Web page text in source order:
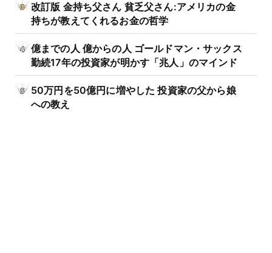
改訂版 金持ち父さん 貧乏父さん:アメリカの金
持ちが教えてくれるお金の哲学
億までの人 億からの人 ゴールドマン・サックス
勤続17年の投資家が明かす「兆人」のマインド
50万円を50億円に増やした 投資家の父から娘
への教え